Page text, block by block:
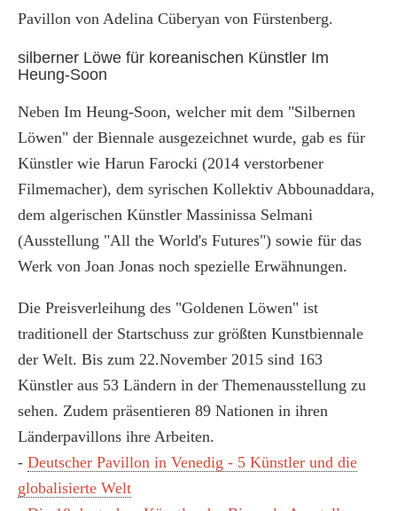
Pavillon von Adelina Cüberyan von Fürstenberg.
silberner Löwe für koreanischen Künstler Im
Heung-Soon
Neben Im Heung-Soon, welcher mit dem "Silbernen
Löwen" der Biennale ausgezeichnet wurde, gab es für
Künstler wie Harun Farocki (2014 verstorbener
Filmemacher), dem syrischen Kollektiv Abbounaddara,
dem algerischen Künstler Massinissa Selmani
(Ausstellung "All the World's Futures") sowie für das
Werk von Joan Jonas noch spezielle Erwähnungen.
Die Preisverleihung des "Goldenen Löwen" ist
traditionell der Startschuss zur größten Kunstbiennale
der Welt. Bis zum 22.November 2015 sind 163
Künstler aus 53 Ländern in der Themenausstellung zu
sehen. Zudem präsentieren 89 Nationen in ihren
Länderpavillons ihre Arbeiten.
- Deutscher Pavillon in Venedig - 5 Künstler und die
globalisierte Welt